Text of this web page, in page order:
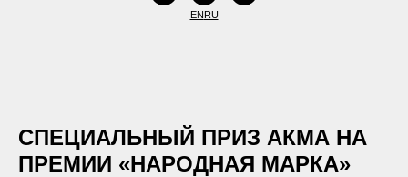
ENRU
СПЕЦИАЛЬНЫЙ ПРИЗ АКМА НА
ПРЕМИИ «НАРОДНАЯ МАРКА»